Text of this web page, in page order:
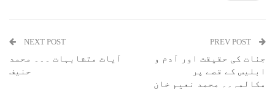
جنات کی حقیقت اور آدم و
ابلیس کے قصے پر
مکالمہ۔۔ محمد نعیم خان
NEXT POST
آیات متشابہات ۔۔۔ محمد
حنیف